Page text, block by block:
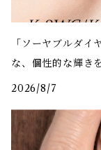
「ソーヤブルダ
な、個性的な輝き
2026/8/7